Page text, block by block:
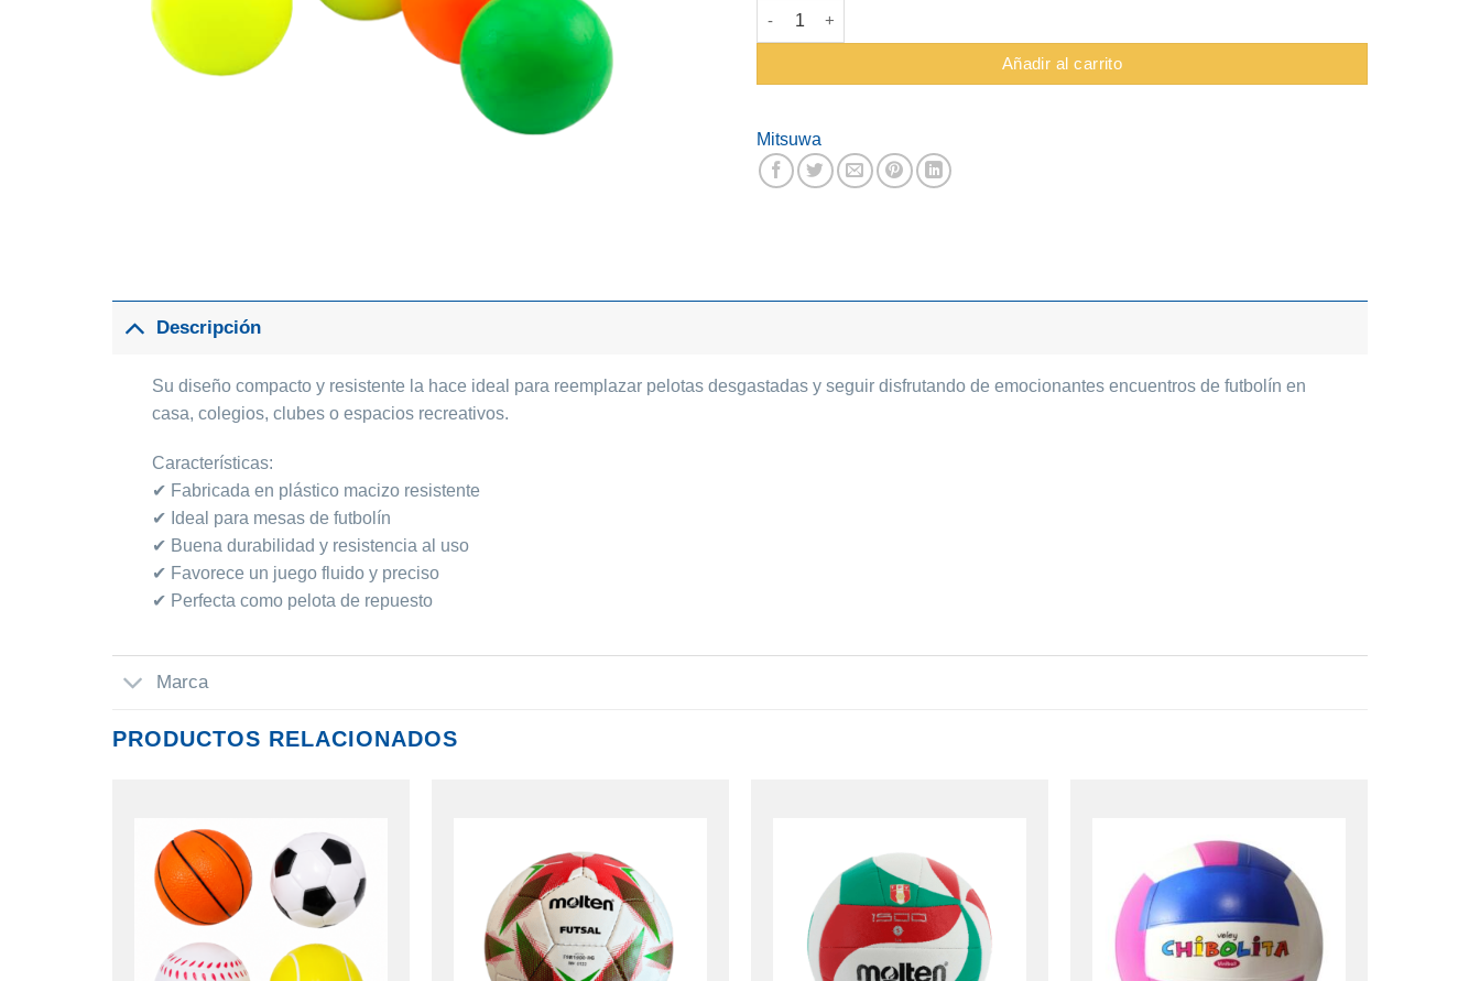
Pelota Maciza Mitsuwa Para Futbolin cantidad
Añadir al carrito
Mitsuwa
Descripción
Su diseño compacto y resistente la hace ideal para reemplazar pelotas desgastadas y seguir disfrutando de emocionantes encuentros de futbolín en
casa, colegios, clubes o espacios recreativos.
Características:
✔ Fabricada en plástico macizo resistente
✔ Ideal para mesas de futbolín
✔ Buena durabilidad y resistencia al uso
✔ Favorece un juego fluido y preciso
✔ Perfecta como pelota de repuesto
Marca
PRODUCTOS RELACIONADOS